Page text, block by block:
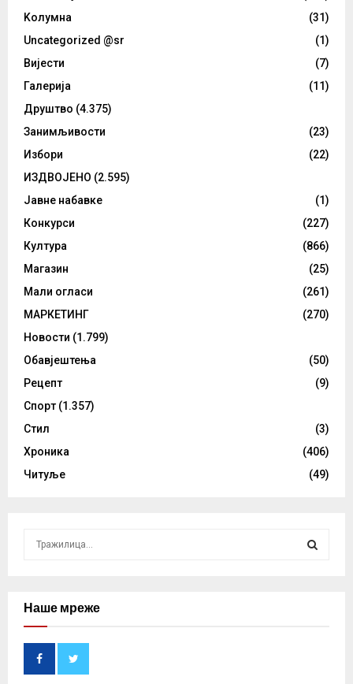
Kолумнa
(31)
Uncategorized @sr
(1)
Вијести
(7)
Галерија
(11)
Друштво (4.375)
Занимљивости
(23)
Избори
(22)
ИЗДВОЈЕНО (2.595)
Јавне набавке
(1)
Конкурси
(227)
Култура
(866)
Магазин
(25)
Мали огласи
(261)
МАРКЕТИНГ
(270)
Новости (1.799)
Обавјештења
(50)
Рецепт
(9)
Спорт (1.357)
Стил
(3)
Хроника
(406)
Читуље
(49)
cНаше мреже